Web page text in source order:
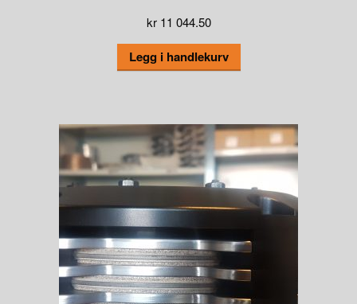
kr11 044.50
Legg i handlekurv